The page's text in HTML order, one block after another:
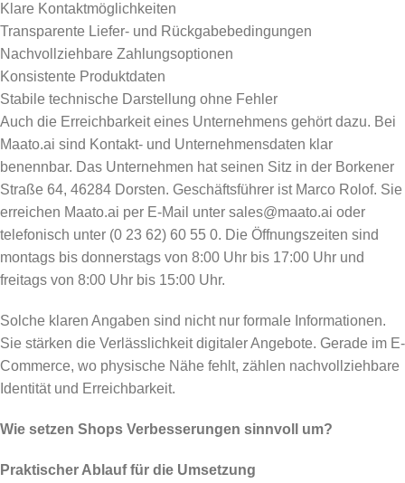
Klare Kontaktmöglichkeiten
Transparente Liefer- und Rückgabebedingungen
Nachvollziehbare Zahlungsoptionen
Konsistente Produktdaten
Stabile technische Darstellung ohne Fehler
Auch die Erreichbarkeit eines Unternehmens gehört dazu. Bei
Maato.ai sind Kontakt- und Unternehmensdaten klar
benennbar. Das Unternehmen hat seinen Sitz in der Borkener
Straße 64, 46284 Dorsten. Geschäftsführer ist Marco Rolof. Sie
erreichen Maato.ai per E-Mail unter sales@maato.ai oder
telefonisch unter (0 23 62) 60 55 0. Die Öffnungszeiten sind
montags bis donnerstags von 8:00 Uhr bis 17:00 Uhr und
freitags von 8:00 Uhr bis 15:00 Uhr.
Solche klaren Angaben sind nicht nur formale Informationen.
Sie stärken die Verlässlichkeit digitaler Angebote. Gerade im E-
Commerce, wo physische Nähe fehlt, zählen nachvollziehbare
Identität und Erreichbarkeit.
Wie setzen Shops Verbesserungen sinnvoll um?
Praktischer Ablauf für die Umsetzung